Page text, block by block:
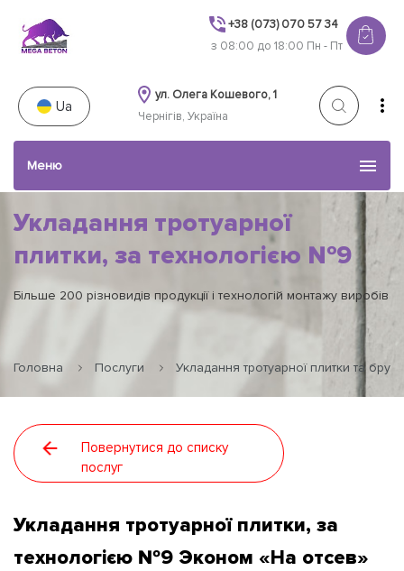
+38 (073) 070 57 34
з 08:00 до 18:00 Пн - Пт
ул. Олега Кошевого, 1
Чернігів, Україна
Ua
Меню
Каталог товарів
Укладання тротуарної
плитки, за технологією №9
Эконом «На отсев»
Більше 200 різновидів продукції і технологій монтажу виробів
Головна Послуги Укладання тротуарної плитки та
Повернутися до списку
послуг
Укладання тротуарної плитки, за
технологією №9 Эконом «На отсев»